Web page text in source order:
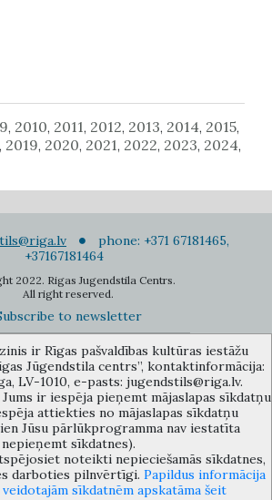
, 2010, 2011, 2012, 2013, 2014, 2015,
, 2019, 2020, 2021, 2022, 2023, 2024,
phone: +371 67181465,
+37167181464
2022. Rigas Jugendstila Centrs.
All right reserved.
to newsletter
of the Riga City Council (phone: 67026859,
performs functions of a contact point in
Riga, providing necessary protection and
who informs about possible conflicts of
deals of officials in the Department or its
subordinate bodies.
ir Rīgas pašvaldības kultūras iestāžu
Jūgendstila centrs”, kontaktinformācija:
LV-1010, e-pasts: jugendstils@riga.lv.
ir iespēja pieņemt mājaslapas sīkdatņu
attiekties no mājaslapas sīkdatņu
Jūsu pārlūkprogramma nav iestatīta
nepieņemt sīkdatnes).
noteikti nepieciešamās sīkdatnes,
darboties pilnvērtīgi. Papildus informācija
sīkdatnēm apskatāma šeit